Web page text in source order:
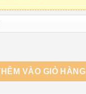
số lượng
VÀO GIỎ HÀNG